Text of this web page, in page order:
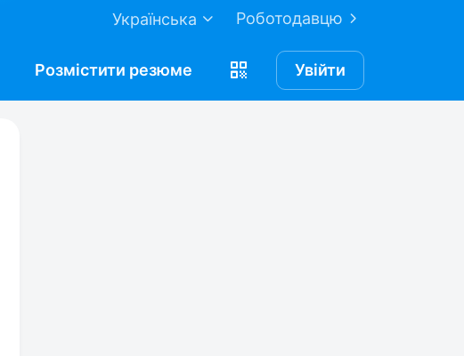
Роботодавцю
Українська
Розмістити резюме Увійти